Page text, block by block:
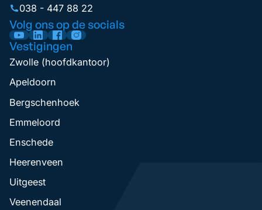
038 - 447 88 22
Volg ons op de socials
Vestigingen
Zwolle (hoofdkantoor)
Apeldoorn
Bergschenhoek
Emmeloord
Enschede
Heerenveen
Uitgeest
Veenendaal